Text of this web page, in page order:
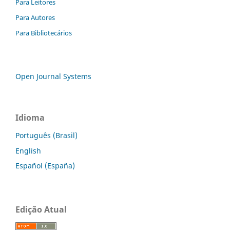
Para Leitores
Para Autores
Para Bibliotecários
Open Journal Systems
Idioma
Português (Brasil)
English
Español (España)
Edição Atual